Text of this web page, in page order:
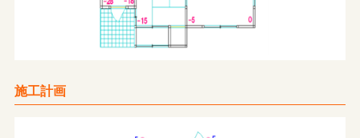
施工計画